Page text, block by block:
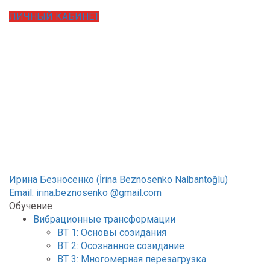
ЛИЧНЫЙ КАБИНЕТ
Ирина Безносенко (İrina Beznosenko Nalbantoğlu)
Email: irina.beznosenko @gmail.com
Обучение
Вибрационные трансформации
ВТ 1: Основы созидания
ВТ 2: Осознанное созидание
ВТ 3: Многомерная перезагрузка